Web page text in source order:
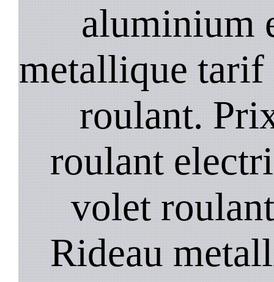
aluminium
metallique
roulant.
roulant
volet
Rideau